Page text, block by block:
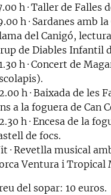
h · Taller de Falles
h · Sardanes amb
del Canigó,
de Diables Infantil
h · Concert de
h · Baixada de les
a la foguera de Can
h · Encesa de la
de focs.
· Revetlla musical
Ventura i Tropical
del sopar: 10 euros.